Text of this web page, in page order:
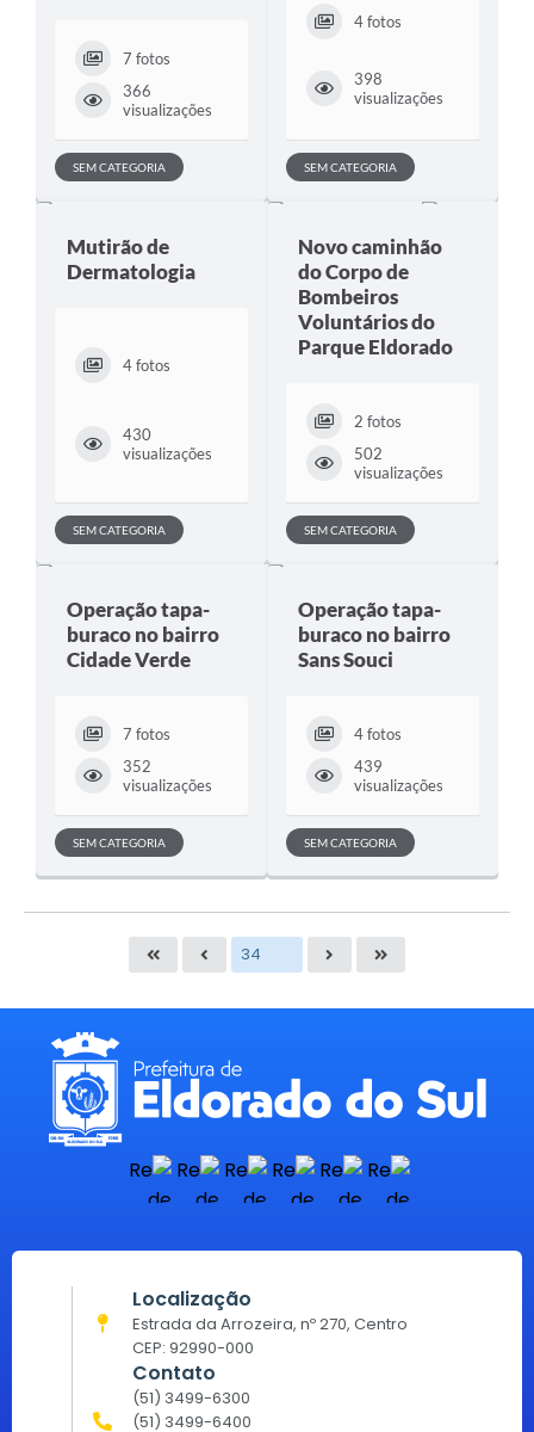
7 fotos
366
visualizações
SEM CATEGORIA
4 fotos
398
visualizações
SEM CATEGORIA
Mutirão de
Dermatologia
4 fotos
430
visualizações
SEM CATEGORIA
Novo caminhão
do Corpo de
Bombeiros
Voluntários do
Parque Eldorado
2 fotos
502
visualizações
SEM CATEGORIA
Operação tapa-
buraco no bairro
Cidade Verde
7 fotos
352
visualizações
SEM CATEGORIA
Operação tapa-
buraco no bairro
Sans Souci
4 fotos
439
visualizações
SEM CATEGORIA
Localização
Estrada da Arrozeira, nº 270, Centro
CEP: 92990-000
Contato
(51) 3499-6300
(51) 3499-6400